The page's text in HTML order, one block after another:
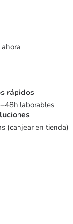
rápidos
laborables
(canjear en tienda)